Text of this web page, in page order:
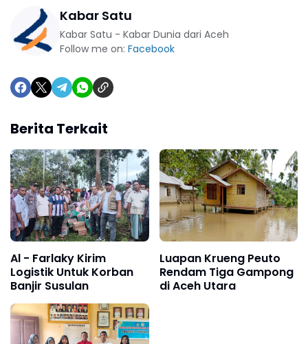
Kabar Satu
Kabar Satu - Kabar Dunia dari Aceh
Follow me on: Facebook
Berita Terkait
Al - Farlaky Kirim
Logistik Untuk Korban
Banjir Susulan
Luapan Krueng Peuto
Rendam Tiga Gampong
di Aceh Utara